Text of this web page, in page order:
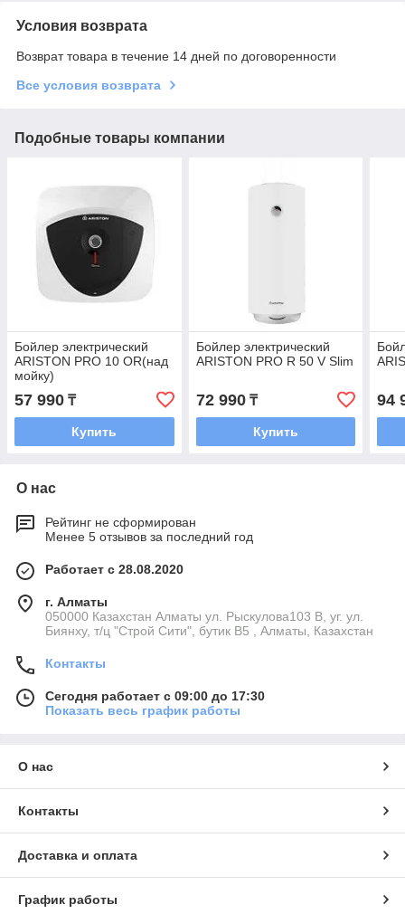
Условия возврата
Возврат товара в течение 14 дней по договоренности
Все условия возврата
Подобные товары компании
Бойлер электрический
ARISTON PRO 10 OR(над
мойку)
57 990 ₸
Купить
Бойлер электрический
ARISTON PRO R 50 V Slim
72 990₸
Купить
94
О нас
Рейтинг не сформирован
Менее 5 отзывов за последний год
Работает с 28.08.2020
г. Алматы
050000 Казахстан Алматы ул. Рыскулова103 В, уг. ул.
Биянху, т/ц "Строй Сити", бутик В5 , Алматы, Казахстан
Контакты
Сегодня работает с 09:00 до 17:30
Показать весь график работы
О нас
Контакты
Доставка и оплата
График работы